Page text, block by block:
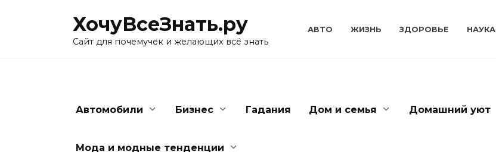
ХочуВсеЗнать.ру
Сайт для почемучек и желающих всё знать
АВТО ЖИЗНЬ ЗДОРОВЬЕ НАУКА
Автомобили Бизнес Гадания Дом и семья Домашний уют
Мода и модные тенденции